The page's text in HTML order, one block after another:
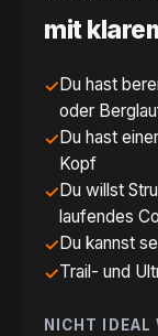
mit
Du hast
oder
Du hast
Kopf
Du willst
laufendes
Du kannst
Trail- und
NICHT IDEAL